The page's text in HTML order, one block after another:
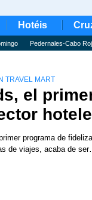
Hotéis
Pedernales-Cabo
TRAVEL MART
el
programa de
de viajes, acaba de